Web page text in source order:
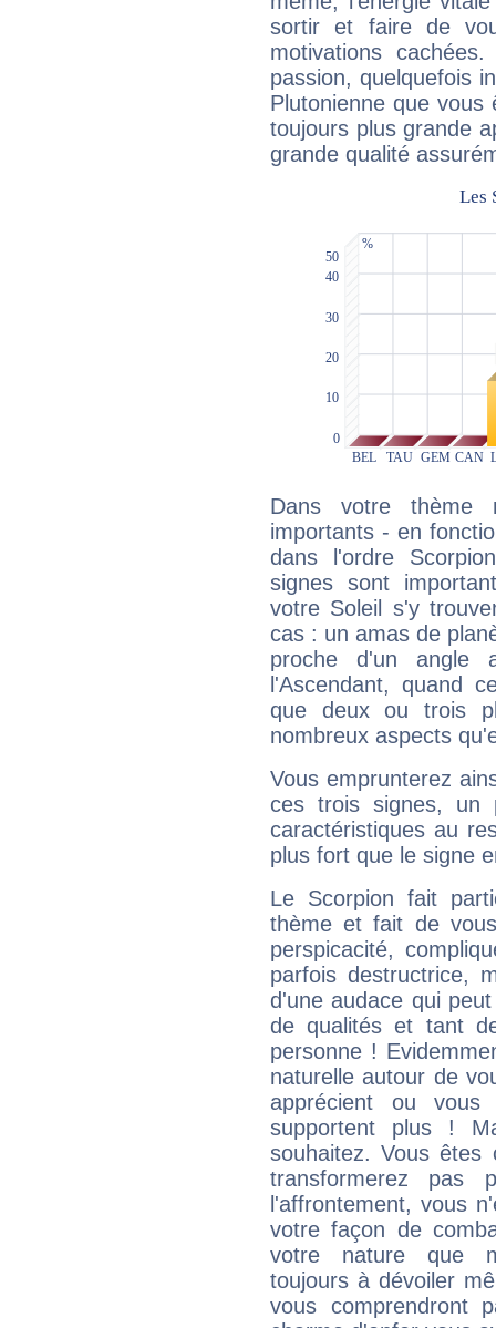
sortir et faire de
motivations
passion, quelquefois
Plutonienne que
toujours plus grande
grande qualité
Dans votre thème
importants - en
dans l'ordre
signes sont
votre Soleil s'y
cas : un amas de
proche d'un
l'Ascendant, quand
que deux ou trois
nombreux aspects
Vous emprunterez
ces trois signes, un
caractéristiques au
plus fort que le signe
Le Scorpion fait
thème et fait de
perspicacité,
parfois destructrice,
d'une audace qui
de qualités et tant
personne !
naturelle autour de
apprécient ou
supportent plus !
souhaitez. Vous
transformerez pas
l'affrontement, vous
votre façon de
votre nature que
toujours à dévoiler
vous comprendront